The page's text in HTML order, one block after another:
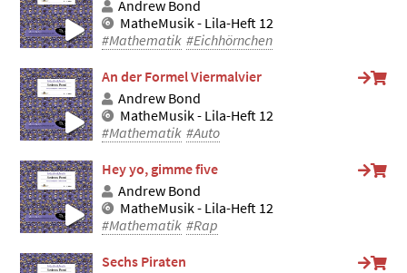
Andrew Bond
MatheMusik - Lila-Heft 12
#Mathematik #Eichhörnchen
An der Formel Viermalvier
Andrew Bond
MatheMusik - Lila-Heft 12
#Mathematik #Auto
Hey yo, gimme five
Andrew Bond
MatheMusik - Lila-Heft 12
#Mathematik #Rap
Sechs Piraten